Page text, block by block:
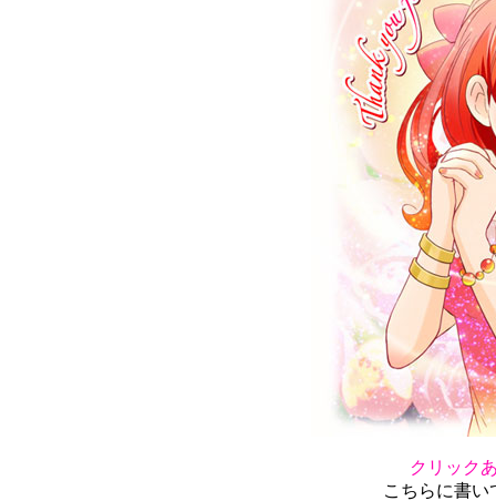
クリック
こちらに書